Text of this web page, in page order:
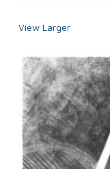
View Larger